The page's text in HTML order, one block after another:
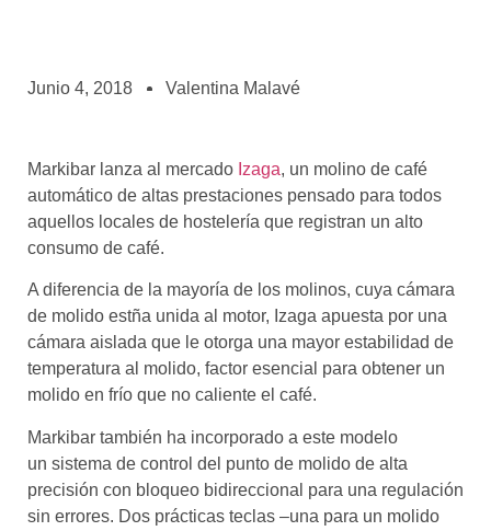
asociados
el café siempre tiene
algo nuevo que
enseñarnos
BOLSA DE TRABAJO
¡te imaginas vivir de tu pasión
¡queremos saber
de ti!
Junio 4, 2018 Valentina Malavé
Markibar lanza al mercado Izaga, un molino de café
automático de altas prestaciones pensado para todos
aquellos locales de hostelería que registran un alto
consumo de café.
A diferencia de la mayoría de los molinos, cuya cámara
de molido estña unida al motor, Izaga apuesta por una
cámara aislada que le otorga una mayor estabilidad de
temperatura al molido, factor esencial para obtener un
molido en frío que no caliente el café.
Markibar también ha incorporado a este modelo
un sistema de control del punto de molido de alta
precisión con bloqueo bidireccional para una regulación
sin errores. Dos prácticas teclas –una para un molido